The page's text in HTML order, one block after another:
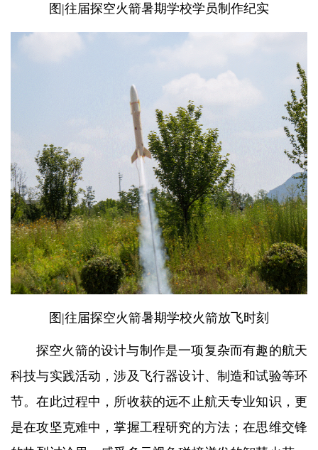
图|往届探空火箭暑期学校学员制作纪实
图|往届探空火箭暑期学校火箭放飞时刻
探空火箭的设计与制作是一项复杂而有趣的航天
科技与实践活动，涉及飞行器设计、制造和试验等环
节。在此过程中，所收获的远不止航天专业知识，更
是在攻坚克难中，掌握工程研究的方法；在思维交锋